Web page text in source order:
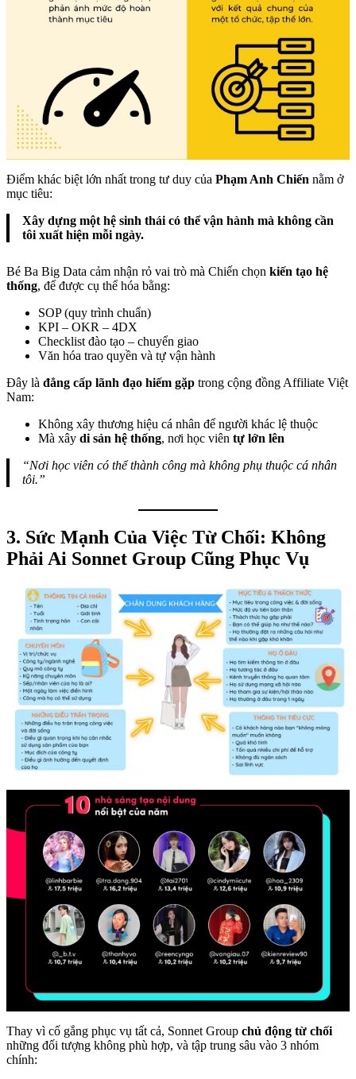
Điểm khác biệt lớn nhất trong tư duy của Phạm Anh Chiến nằm ở
mục tiêu:
Xây dựng một hệ sinh thái có thể vận hành mà không cần
tôi xuất hiện mỗi ngày.
Bé Ba Big Data cảm nhận rỏ vai trò mà Chiến chọn kiến tạo hệ
thống, để được cụ thể hóa bằng:
SOP (quy trình chuẩn)
KPI – OKR – 4DX
Checklist đào tạo – chuyển giao
Văn hóa trao quyền và tự vận hành
Đây là đẳng cấp lãnh đạo hiếm gặp trong cộng đồng Affiliate Việt
Nam:
Không xây thương hiệu cá nhân để người khác lệ thuộc
Mà xây di sản hệ thống, nơi học viên tự lớn lên
“Nơi học viên có thể thành công mà không phụ thuộc cá nhân
tôi.”
3. Sức Mạnh Của Việc Từ Chối: Không
Phải Ai Sonnet Group Cũng Phục Vụ
Thay vì cố gắng phục vụ tất cả, Sonnet Group chủ động từ chối
những đối tượng không phù hợp, và tập trung sâu vào 3 nhóm
chính: